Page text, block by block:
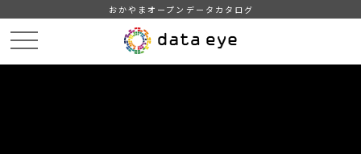
おかやまオープンデータカタログ